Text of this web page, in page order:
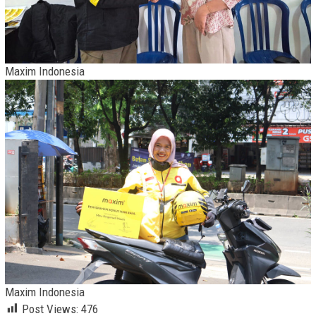
Maxim Indonesia
Maxim Indonesia
Post Views: 476